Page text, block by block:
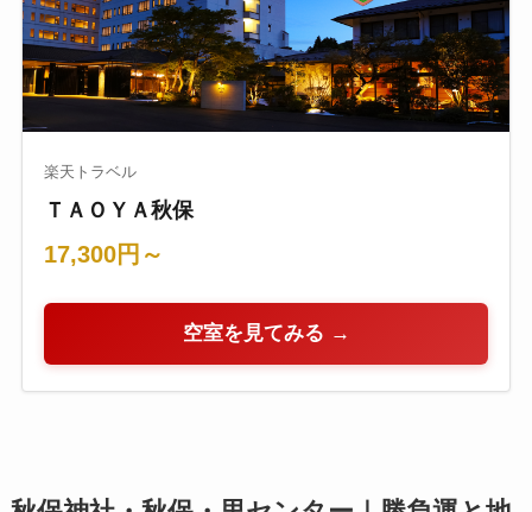
楽天トラベル
ＴＡＯＹＡ秋保
17,300円～
空室を見てみる →